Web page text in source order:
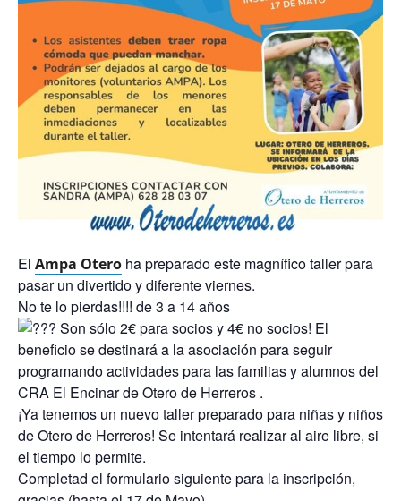
El Ampa Otero ha preparado este magnífico taller para
pasar un divertido y diferente viernes.
No te lo pierdas!!!! de 3 a 14 años
Son sólo 2€ para socios y 4€ no socios! El
beneficio se destinará a la asociación para seguir
programando actividades para las familias y alumnos del
CRA El Encinar de Otero de Herreros .
¡Ya tenemos un nuevo taller preparado para niñas y niños
de Otero de Herreros! Se intentará realizar al aire libre, si
el tiempo lo permite.
Completad el formulario siguiente para la inscripción,